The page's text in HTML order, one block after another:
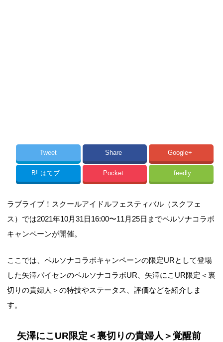
Tweet Share Google+
B! はてブ Pocket feedly
ラブライブ！スクールアイドルフェスティバル（スクフェ
ス）では2021年10月31日16:00〜11月25日までペルソナコラボ
キャンペーンが開催。
ここでは、ペルソナコラボキャンペーンの限定URとして登場
した矢澤パイセンのペルソナコラボUR、矢澤にこUR限定＜裏
切りの貴婦人＞の特技やステータス、評価などを紹介しま
す。
矢澤にこUR限定＜裏切りの貴婦人＞覚醒前